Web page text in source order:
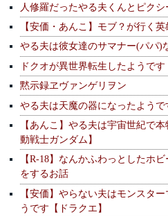
人修羅だったやる夫くんとピク
【安価・あんこ】モブ？が行く
やる夫は彼女達のサマナー(パパ)
ドクオが異世界転生したようです
黙示録ヱヴァンゲリヲン
やる夫は天魔の器になったようで
【あんこ】やる夫は宇宙世紀で
動戦士ガンダム】
【R-18】なんかふわっとしたホ
をするお話
【安価】やらない夫はモンスタ
うです【ドラクエ】